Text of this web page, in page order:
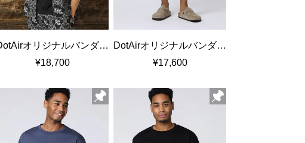
DotAirオリジナルバンダナ柄 セットアップシャツ
¥18,700
DotAirオリジナルバンダナ柄 セットアップショートパンツ
¥17,600